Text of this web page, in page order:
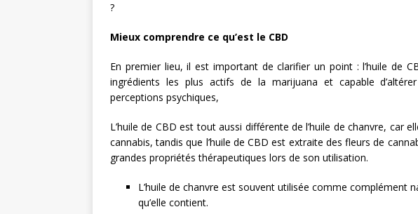
?
Mieux comprendre ce qu’est le CBD
En premier lieu, il est important de clarifier un point : l’huile de
ingrédients les plus actifs de la marijuana et capable
perceptions psychiques,
L’huile de CBD est tout aussi différente de l’huile de chanvre, car
cannabis, tandis que l’huile de CBD est extraite des fleurs de
grandes propriétés thérapeutiques lors de son utilisation.
L’huile de chanvre est souvent utilisée comme complément
qu’elle contient.